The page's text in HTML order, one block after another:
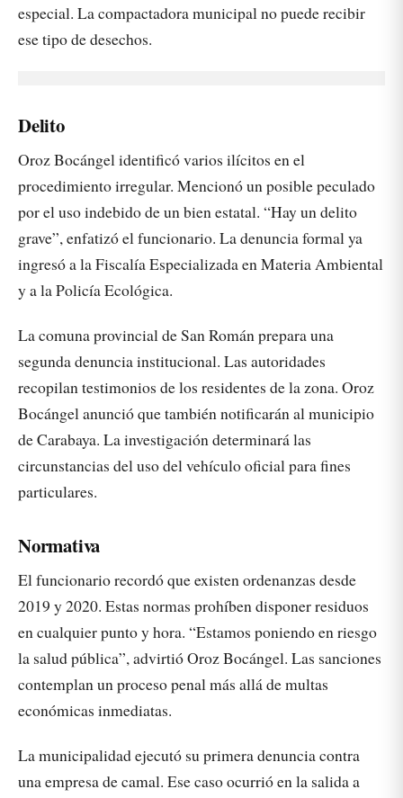
especial. La compactadora municipal no puede recibir
ese tipo de desechos.
Delito
Oroz Bocángel identificó varios ilícitos en el
procedimiento irregular. Mencionó un posible peculado
por el uso indebido de un bien estatal. “Hay un delito
grave”, enfatizó el funcionario. La denuncia formal ya
ingresó a la Fiscalía Especializada en Materia Ambiental
y a la Policía Ecológica.
La comuna provincial de San Román prepara una
segunda denuncia institucional. Las autoridades
recopilan testimonios de los residentes de la zona. Oroz
Bocángel anunció que también notificarán al municipio
de Carabaya. La investigación determinará las
circunstancias del uso del vehículo oficial para fines
particulares.
Normativa
El funcionario recordó que existen ordenanzas desde
2019 y 2020. Estas normas prohíben disponer residuos
en cualquier punto y hora. “Estamos poniendo en riesgo
la salud pública”, advirtió Oroz Bocángel. Las sanciones
contemplan un proceso penal más allá de multas
económicas inmediatas.
La municipalidad ejecutó su primera denuncia contra
una empresa de camal. Ese caso ocurrió en la salida a